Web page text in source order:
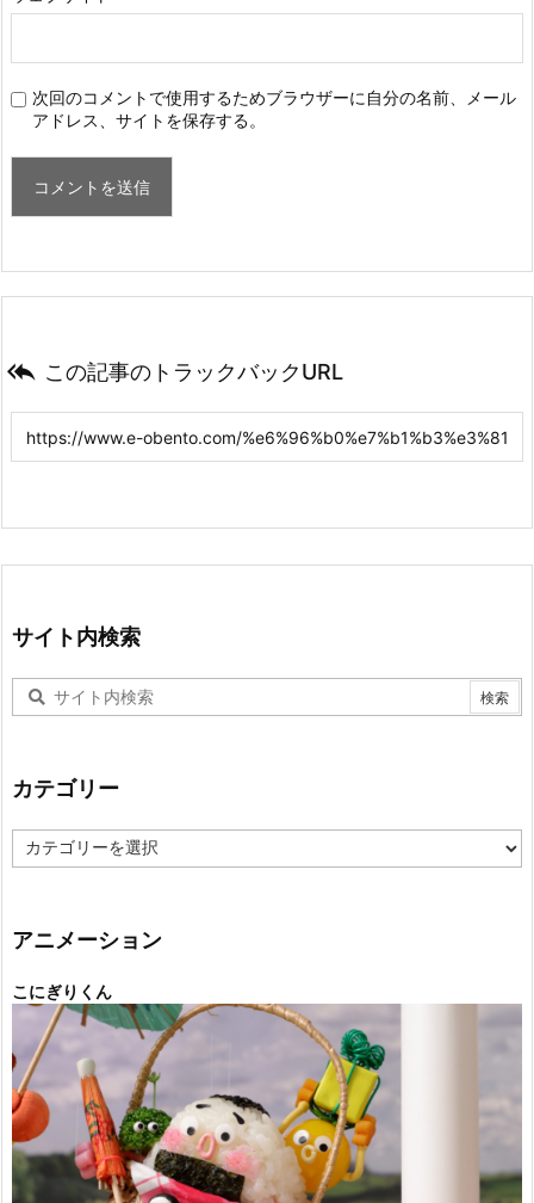
次回のコメントで使用するためブラウザーに自分の名前、メール
アドレス、サイトを保存する。
 この記事のトラックバックURL
サイト内検索
カテゴリー
テ
ー
アニメーション
こにぎりくん